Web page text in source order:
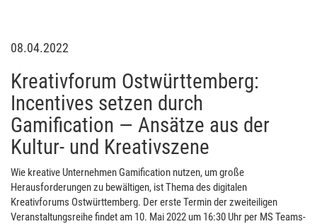
08.04.2022
Kreativforum Ostwürttemberg:
Incentives setzen durch
Gamification — Ansätze aus der
Kultur- und Kreativszene
Wie kreative Unternehmen Gamification nutzen, um große
Herausforderungen zu bewältigen, ist Thema des digitalen
Kreativforums Ostwürttemberg. Der erste Termin der zweiteiligen
Veranstaltungsreihe findet am 10. Mai 2022 um 16:30 Uhr per MS Teams-